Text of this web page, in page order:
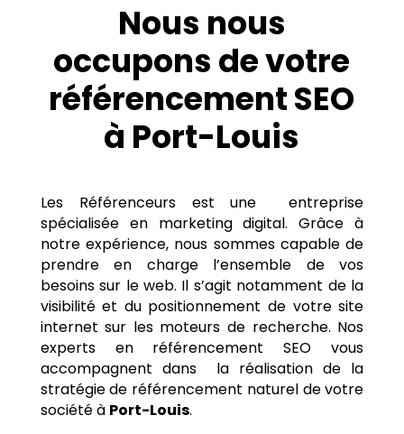
Nous nous
occupons de votre
référencement SEO
à Port-Louis
Les Référenceurs est une entreprise
spécialisée en marketing digital. Grâce à
notre expérience, nous sommes capable de
prendre en charge l’ensemble de vos
besoins sur le web. Il s’agit notamment de la
visibilité et du positionnement de votre site
internet sur les moteurs de recherche. Nos
experts en référencement SEO vous
accompagnent dans la réalisation de la
stratégie de référencement naturel de votre
société à Port-Louis.